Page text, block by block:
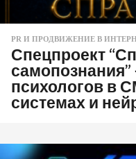
PR И ПРОДВИЖЕНИЕ В
Спецпроект
психологов в
системах и